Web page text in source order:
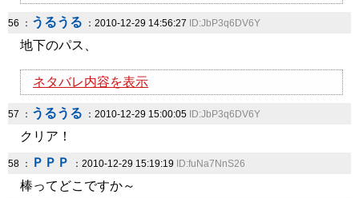
56 ： うるうる ：2010-12-29 14:56:27 ID:JbP3q6DV6Y
地下のパス、
ネタバレ内容を表示
57 ： うるうる ：2010-12-29 15:00:05 ID:JbP3q6DV6Y
クリア！
58 ： ＰＰＰ ：2010-12-29 15:19:19 ID:fuNa7NnS26
棒ってどこですか～